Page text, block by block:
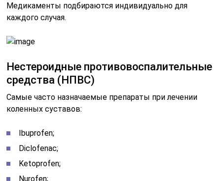
Медикаменты подбираются индивидуально для
каждого случая.
Нестероидные противовоспалительные
средства (НПВС)
Самые часто назначаемые препараты при лечении
коленных суставов:
Ibuprofen;
Diclofenac;
Ketoprofen;
Nurofen;